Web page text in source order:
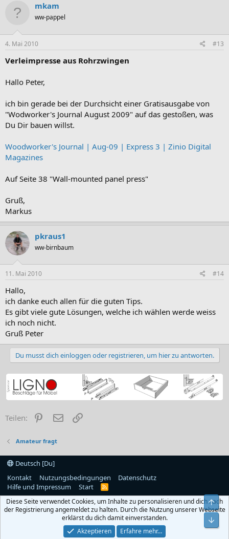
mkam
ww-pappel
4. Mai 2010 #13
Verleimpresse aus Rohrzwingen
Hallo Peter,
ich bin gerade bei der Durchsicht einer Gratisausgabe von
"Wodworker's Journal August 2009" auf das gestoßen, was
Du Dir bauen willst.
Woodworker's Journal | Aug-09 | Express 3 | Zinio Digital
Magazines
Auf Seite 38 "Wall-mounted panel press"
Gruß,
Markus
pkraus1
ww-birnbaum
11. Mai 2010 #14
Hallo,
ich danke euch allen für die guten Tips.
Es gibt viele gute Lösungen, welche ich wählen werde weiss
ich noch nicht.
Gruß Peter
Du musst dich einloggen oder registrieren, um hier zu antworten.
Teilen: PinterestE-Mail
Amateur fragt
Deutsch [Du]
Kontakt
Nutzungsbedingungen
Datenschutz
Hilfe und Impressum
Start
R
S
Diese Seite verwendet Cookies, um Inhalte zu personalisieren und dich nach
der Registrierung angemeldet zu halten. Durch die Nutzung unserer Webseite
erklärst du dich damit einverstanden.
Akzeptieren
Erfahre mehr…